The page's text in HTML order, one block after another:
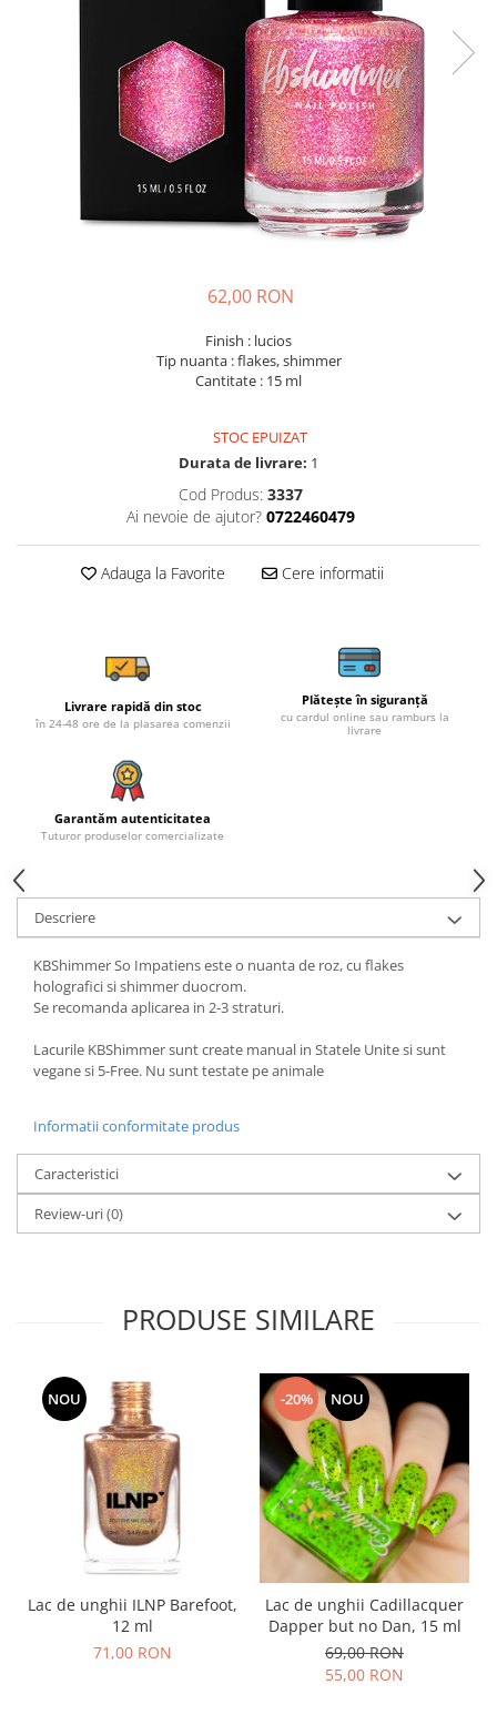
62,00 RON
Finish : lucios
Tip nuanta : flakes, shimmer
Cantitate : 15 ml
STOC EPUIZAT
Durata de livrare: 1
Cod Produs: 3337
Ai nevoie de ajutor? 0722460479
Adauga la Favorite Cere informatii
Livrare rapidă din stoc
în 24-48 ore de la plasarea comenzii
Plătește în siguranță
cu cardul online sau ramburs la
livrare
Garantăm autenticitatea
Tuturor produselor comercializate
Descriere
KBShimmer So Impatiens este o nuanta de roz, cu flakes
holografici si shimmer duocrom.
Se recomanda aplicarea in 2-3 straturi.
Lacurile KBShimmer sunt create manual in Statele Unite si sunt
vegane si 5-Free. Nu sunt testate pe animale
Informatii conformitate produs
Caracteristici
Review-uri(0)
PRODUSE SIMILARE
NOU
Lac de unghii ILNP Barefoot,
12 ml
71,00 RON
-20% NOU
Lac de unghii Cadillacquer
Dapper but no Dan, 15 ml
69,00 RON
55,00 RON